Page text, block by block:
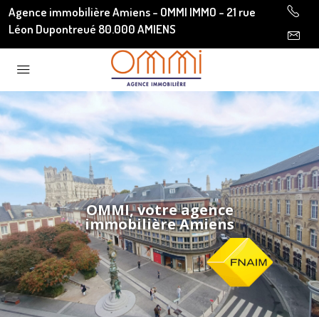
Agence immobilière Amiens - OMMI IMMO - 21 rue
Léon Dupontreué 80.000 AMIENS
OMMI, votre agence
immobilière Amiens